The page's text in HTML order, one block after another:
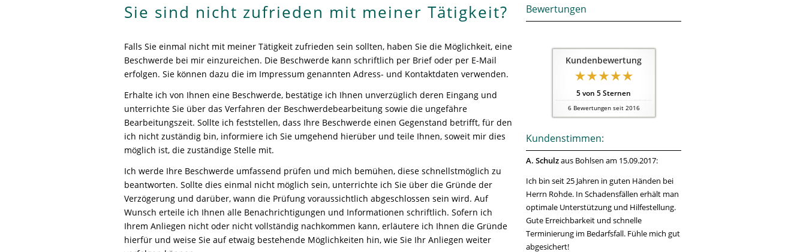
Bewertungen
Kundenbewertung
5von 5Sternen
6Bewertungen seit 2016
Kundenstimmen:
A. Schulzaus Bohlsen am 15.09.2017:
Ich bin seit 25 Jahren in guten Händen bei
Herrn Rohde. In Schadensfällen erhält man
optimale Unterstützung und Hilfestellung.
Gute Erreichbarkeit und schnelle
Terminierung im Bedarfsfall. Fühle mich gut
abgesichert!
Sie sind nicht zufrieden mit meiner Tätigkeit?
Falls Sie einmal nicht mit meiner Tätigkeit zufrieden sein sollten, haben Sie die Möglichkeit, eine
Beschwerde bei mir einzureichen. Die Beschwerde kann schriftlich per Brief oder per E-Mail
erfolgen. Sie können dazu die im Impressum genannten Adress- und Kontaktdaten verwenden.
Erhalte ich von Ihnen eine Beschwerde, bestätige ich Ihnen unverzüglich deren Eingang und
unterrichte Sie über das Verfahren der Beschwerdebearbeitung sowie die ungefähre
Bearbeitungszeit. Sollte ich feststellen, dass Ihre Beschwerde einen Gegenstand betrifft, für den
ich nicht zuständig bin, informiere ich Sie umgehend hierüber und teile Ihnen, soweit mir dies
möglich ist, die zuständige Stelle mit.
Ich werde Ihre Beschwerde umfassend prüfen und mich bemühen, diese schnellstmöglich zu
beantworten. Sollte dies einmal nicht möglich sein, unterrichte ich Sie über die Gründe der
Verzögerung und darüber, wann die Prüfung voraussichtlich abgeschlossen sein wird. Auf
Wunsch erteile ich Ihnen alle Benachrichtigungen und Informationen schriftlich. Sofern ich
Ihrem Anliegen nicht oder nicht vollständig nachkommen kann, erläutere ich Ihnen die Gründe
hierfür und weise Sie auf etwaig bestehende Möglichkeiten hin, wie Sie Ihr Anliegen weiter